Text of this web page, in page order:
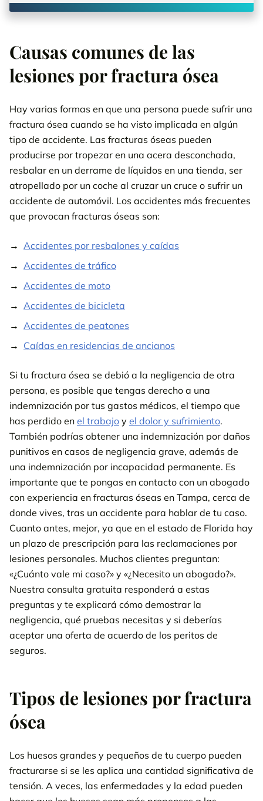
Causas comunes de las
lesiones por fractura ósea
Hay varias formas en que una persona puede sufrir una
fractura ósea cuando se ha visto implicada en algún
tipo de accidente. Las fracturas óseas pueden
producirse por tropezar en una acera desconchada,
resbalar en un derrame de líquidos en una tienda, ser
atropellado por un coche al cruzar un cruce o sufrir un
accidente de automóvil. Los accidentes más frecuentes
que provocan fracturas óseas son:
Accidentes por resbalones y caídas
Accidentes de tráfico
Accidentes de moto
Accidentes de bicicleta
Accidentes de peatones
Caídas en residencias de ancianos
Si tu fractura ósea se debió a la negligencia de otra
persona, es posible que tengas derecho a una
indemnización por tus gastos médicos, el tiempo que
has perdido en el trabajo y el dolor y sufrimiento.
También podrías obtener una indemnización por daños
punitivos en casos de negligencia grave, además de
una indemnización por incapacidad permanente. Es
importante que te pongas en contacto con un abogado
con experiencia en fracturas óseas en Tampa, cerca de
donde vives, tras un accidente para hablar de tu caso.
Cuanto antes, mejor, ya que en el estado de Florida hay
un plazo de prescripción para las reclamaciones por
lesiones personales. Muchos clientes preguntan:
«¿Cuánto vale mi caso?» y «¿Necesito un abogado?».
Nuestra consulta gratuita responderá a estas
preguntas y te explicará cómo demostrar la
negligencia, qué pruebas necesitas y si deberías
aceptar una oferta de acuerdo de los peritos de
seguros.
Tipos de lesiones por fractura
ósea
Los huesos grandes y pequeños de tu cuerpo pueden
fracturarse si se les aplica una cantidad significativa de
tensión. A veces, las enfermedades y la edad pueden